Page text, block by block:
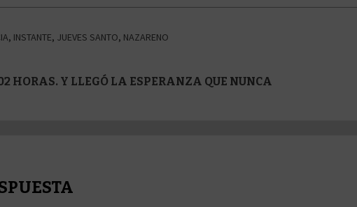
, INSTANTE, JUEVES SANTO, NAZARENO
HORAS. Y LLEGÓ LA ESPERANZA QUE NUNCA